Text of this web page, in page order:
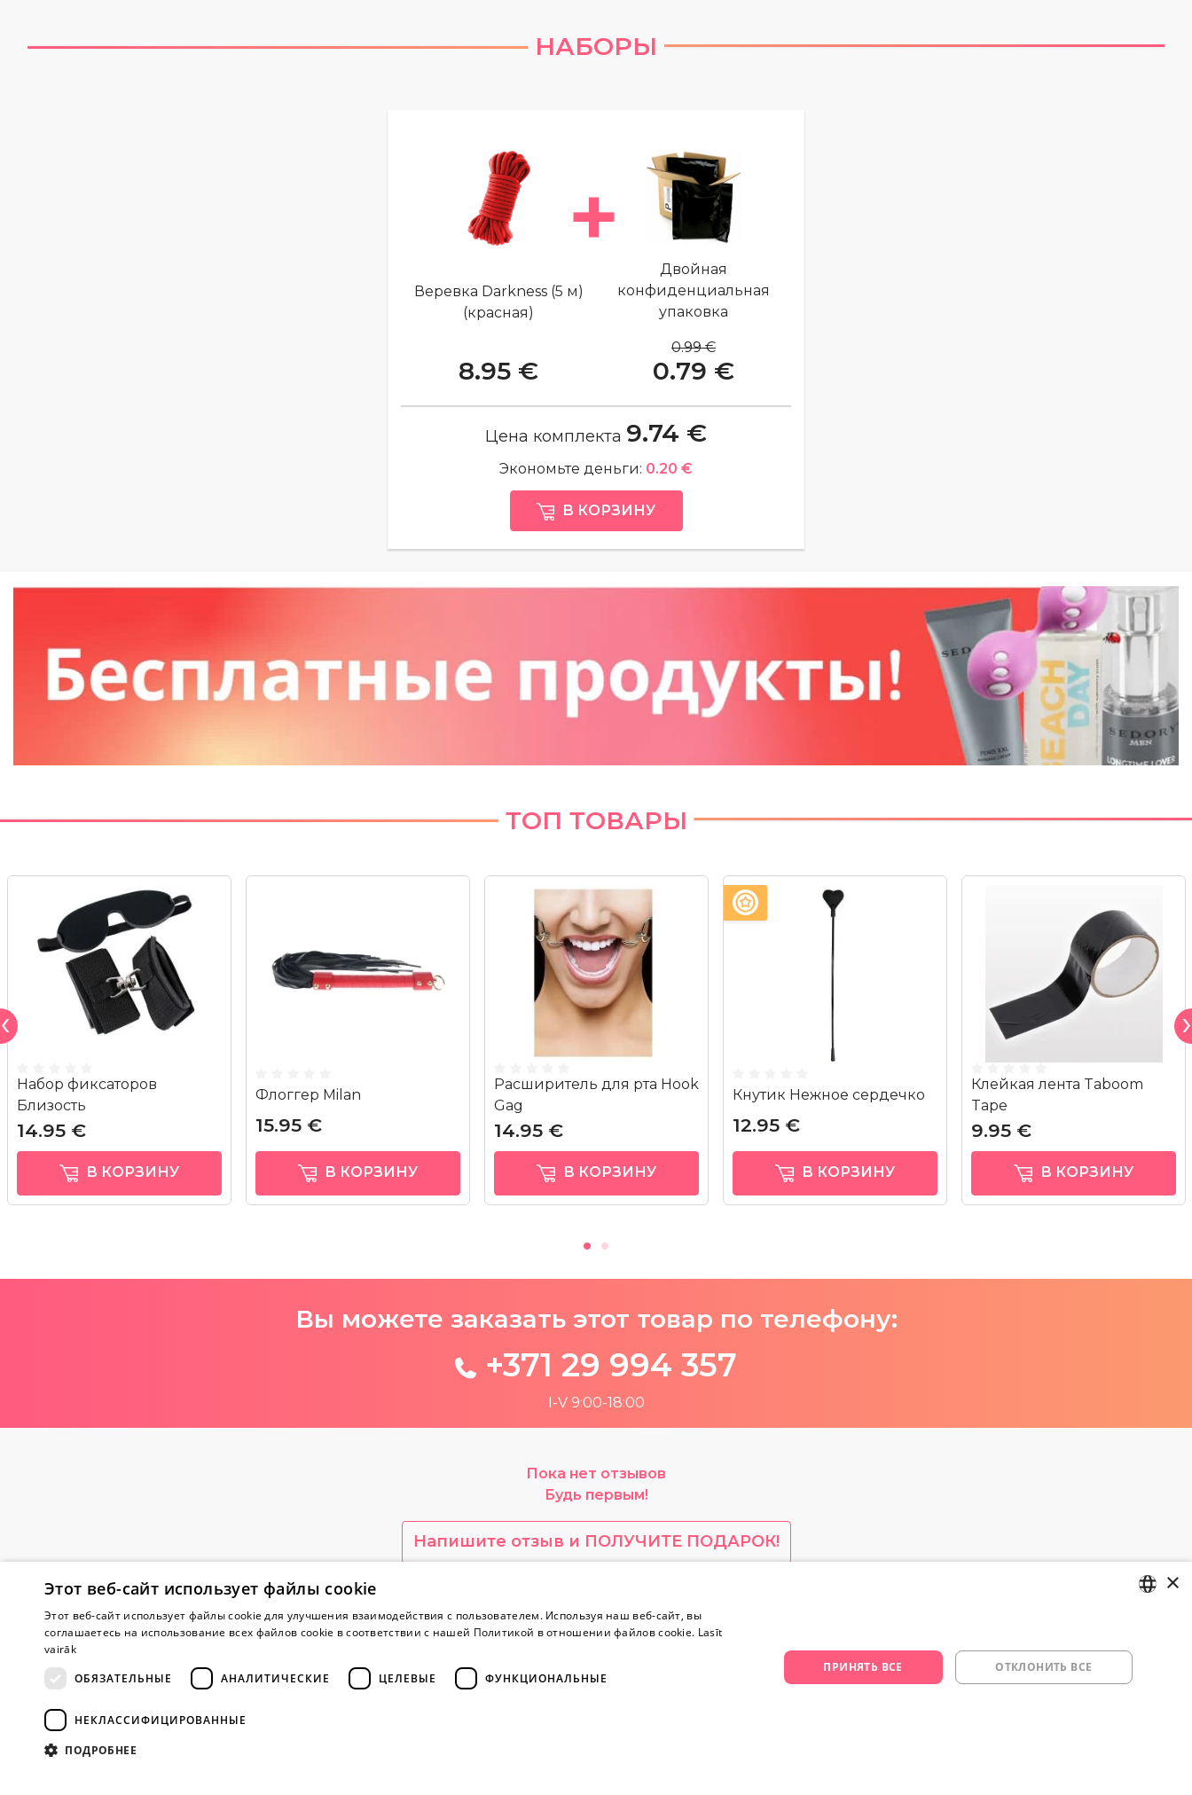
НАБОРЫ
Веревка Darkness (5 м)
(красная)
8.95 €
Двойная
конфиденциальная
упаковка
0.99 €
0.79 €
Цена комплекта 9.74 €
Экономьте деньги: 0.20 €
В КОРЗИНУ
ТОП ТОВАРЫ
Набор фиксаторов
Близость
14.95 €
В КОРЗИНУ
Флоггер Milan
15.95 €
В КОРЗИНУ
Расширитель для рта Hook
Gag
14.95 €
В КОРЗИНУ
Кнутик Нежное сердечко
12.95 €
В КОРЗИНУ
Клейкая лента Taboom
Tape
9.95 €
В КОРЗИНУ
Вы можете заказать этот товар по телефону:
+371 29 994 357
I-V 9:00-18:00
Пока нет отзывов
Будь первым!
Напишите отзыв и ПОЛУЧИТЕ ПОДАРОК!
Внимание! Yesyes.lv содержит откровенную сексуальную информацию и изо.
О магазине
RUSSIAN
×
Этот веб-сайт использует файлы cookie
Этот веб-сайт использует файлы cookie для улучшения взаимодействия с пользователем. Используя наш веб-сайт, вы
соглашаетесь на использование всех файлов cookie в соответствии с нашей Политикой в ​​отношении файлов cookie. Lasīt
vairāk
ОБЯЗАТЕЛЬНЫЕ
АНАЛИТИЧЕСКИЕ ЦЕЛЕВЫЕ ФУНКЦИОНАЛЬНЫЕ
НЕКЛАССИФИЦИРОВАННЫЕ
ПОДРОБНЕЕ
ПРИНЯТЬ ВСЕ ОТКЛОНИТЬ ВСЕ